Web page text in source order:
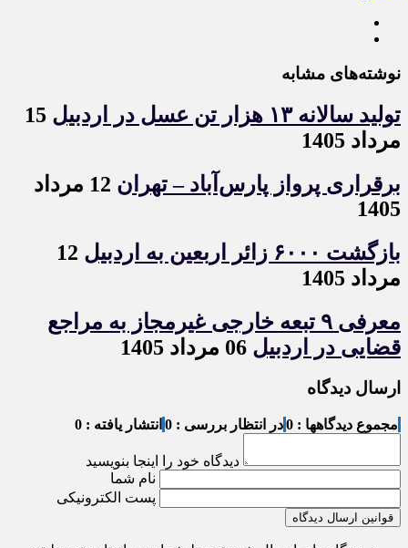
نوشته‌های مشابه
تولید سالانه ۱۳ هزار تن عسل در اردبیل
15
مرداد 1405
برقراری پرواز پارس‌آباد – تهران
12 مرداد
1405
بازگشت ۶۰۰۰ زائر اربعین به اردبیل
12
مرداد 1405
معرفی ۹ تبعه خارجی غیرمجاز به مراجع
قضایی در اردبیل
ارسال دیدگاه
مجموع دیدگاهها : 0 در انتظار بررسی : 0 انتشار یافته : 0
دیدگاه خود را اینجا بنویسید
نام شما
پست الکترونیکی
قوانین ارسال دیدگاه